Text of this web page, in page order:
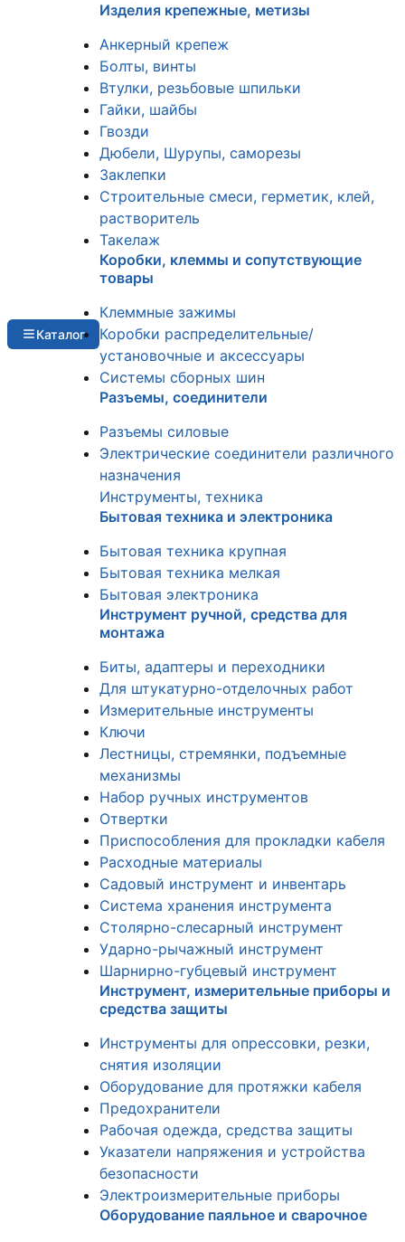
Каталог
Изделия крепежные, метизы
Анкерный крепеж
Болты, винты
Втулки, резьбовые шпильки
Гайки, шайбы
Гвозди
Дюбели, Шурупы, саморезы
Заклепки
Строительные смеси, герметик, клей,
растворитель
Такелаж
Коробки, клеммы и сопутствующие
товары
Клеммные зажимы
Коробки распределительные/
установочные и аксессуары
Системы сборных шин
Разъемы, соединители
Разъемы силовые
Электрические соединители различного
назначения
Инструменты, техника
Бытовая техника и электроника
Бытовая техника крупная
Бытовая техника мелкая
Бытовая электроника
Инструмент ручной, средства для
монтажа
Биты, адаптеры и переходники
Для штукатурно-отделочных работ
Измерительные инструменты
Ключи
Лестницы, стремянки, подъемные
механизмы
Набор ручных инструментов
Отвертки
Приспособления для прокладки кабеля
Расходные материалы
Садовый инструмент и инвентарь
Система хранения инструмента
Столярно-слесарный инструмент
Ударно-рычажный инструмент
Шарнирно-губцевый инструмент
Инструмент, измерительные приборы и
средства защиты
Инструменты для опрессовки, резки,
снятия изоляции
Оборудование для протяжки кабеля
Предохранители
Рабочая одежда, средства защиты
Указатели напряжения и устройства
безопасности
Электроизмерительные приборы
Оборудование паяльное и сварочное